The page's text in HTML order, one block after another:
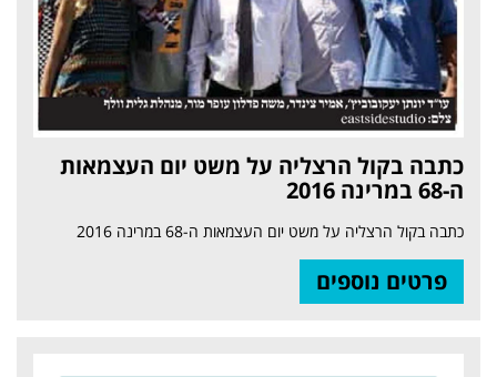
כתבה בקול הרצליה על משט יום העצמאות
ה-68 במרינה 2016
כתבה בקול הרצליה על משט יום העצמאות ה-68 במרינה 2016
פרטים נוספים